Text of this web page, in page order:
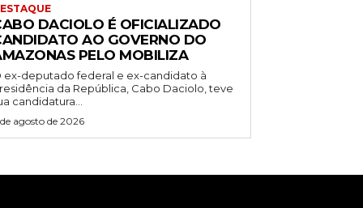
DACIOLO É OFICIALIZADO
AO GOVERNO DO
PELO MOBILIZA
ex-deputado federal e ex-candidato à
da República, Cabo Daciolo, teve
candidatura...
agosto de 2026